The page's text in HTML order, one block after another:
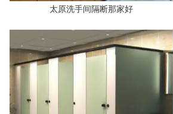
太原洗手间隔断那家好